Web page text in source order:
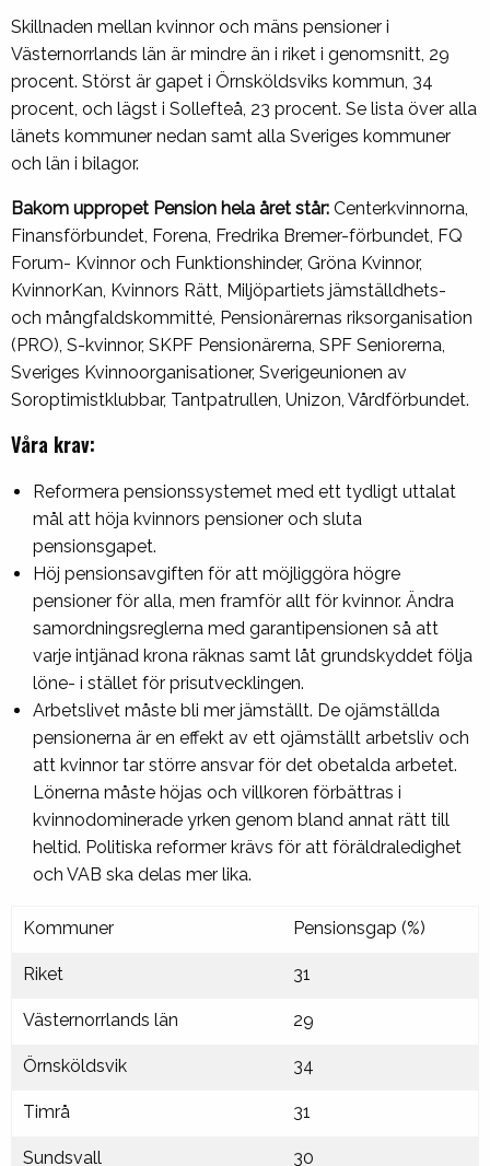
Skillnaden mellan kvinnor och mäns pensioner i
Västernorrlands län är mindre än i riket i genomsnitt, 29
procent. Störst är gapet i Örnsköldsviks kommun, 34
procent, och lägst i Sollefteå, 23 procent. Se lista över alla
länets kommuner nedan samt alla Sveriges kommuner
och län i bilagor.
Bakom uppropet Pension hela året står: Centerkvinnorna,
Finansförbundet, Forena, Fredrika Bremer-förbundet, FQ
Forum- Kvinnor och Funktionshinder, Gröna Kvinnor,
KvinnorKan, Kvinnors Rätt, Miljöpartiets jämställdhets-
och mångfaldskommitté, Pensionärernas riksorganisation
(PRO), S-kvinnor, SKPF Pensionärerna, SPF Seniorerna,
Sveriges Kvinnoorganisationer, Sverigeunionen av
Soroptimistklubbar, Tantpatrullen, Unizon, Vårdförbundet.
Våra krav:
Reformera pensionssystemet med ett tydligt uttalat
mål att höja kvinnors pensioner och sluta
pensionsgapet.
Höj pensionsavgiften för att möjliggöra högre
pensioner för alla, men framför allt för kvinnor. Ändra
samordningsreglerna med garantipensionen så att
varje intjänad krona räknas samt låt grundskyddet följa
löne- i stället för prisutvecklingen.
Arbetslivet måste bli mer jämställt. De ojämställda
pensionerna är en effekt av ett ojämställt arbetsliv och
att kvinnor tar större ansvar för det obetalda arbetet.
Lönerna måste höjas och villkoren förbättras i
kvinnodominerade yrken genom bland annat rätt till
heltid. Politiska reformer krävs för att föräldraledighet
och VAB ska delas mer lika.
Kommuner Pensionsgap (%)
Riket 31
Västernorrlands län 29
Örnsköldsvik 34
Timrå 31
Sundsvall 30